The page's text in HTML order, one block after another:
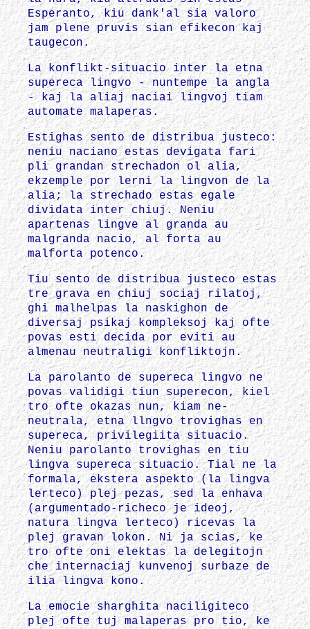
Esperanto, kiu dank'al sia valoro
jam plene pruvis sian efikecon kaj
taugecon.
La konflikt-situacio inter la etna
supereca lingvo - nuntempe la angla
- kaj la aliaj naciai lingvoj tiam
automate malaperas.
Estighas sento de distribua justeco:
neniu naciano estas devigata fari
pli grandan strechadon ol alia,
ekzemple por lerni la lingvon de la
alia; la strechado estas egale
dividata inter chiuj. Neniu
apartenas lingve al granda au
malgranda nacio, al forta au
malforta potenco.
Tiu sento de distribua justeco estas
tre grava en chiuj sociaj rilatoj,
ghi malhelpas la naskighon de
diversaj psikaj kompleksoj kaj ofte
povas esti decida por eviti au
almenau neutraligi konfliktojn.
La parolanto de supereca lingvo ne
povas validigi tiun superecon, kiel
tro ofte okazas nun, kiam ne-
neutrala, etna llngvo trovighas en
supereca, privilegiita situacio.
Neniu parolanto trovighas en tiu
lingva supereca situacio. Tial ne la
formala, ekstera aspekto (la lingva
lerteco) plej pezas, sed la enhava
(argumentado-richeco je ideoj,
natura lingva lerteco) ricevas la
plej gravan lokon. Ni ja scias, ke
tro ofte oni elektas la delegitojn
che internaciaj kunvenoj surbaze de
ilia lingva kono.
La emocie sharghita naciligiteco
plej ofte tuj malaperas pro tio, ke